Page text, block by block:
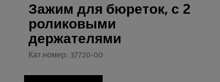
Зажим для бюреток, с 2
роликовыми
держателями
Кат.номер: 37720-00